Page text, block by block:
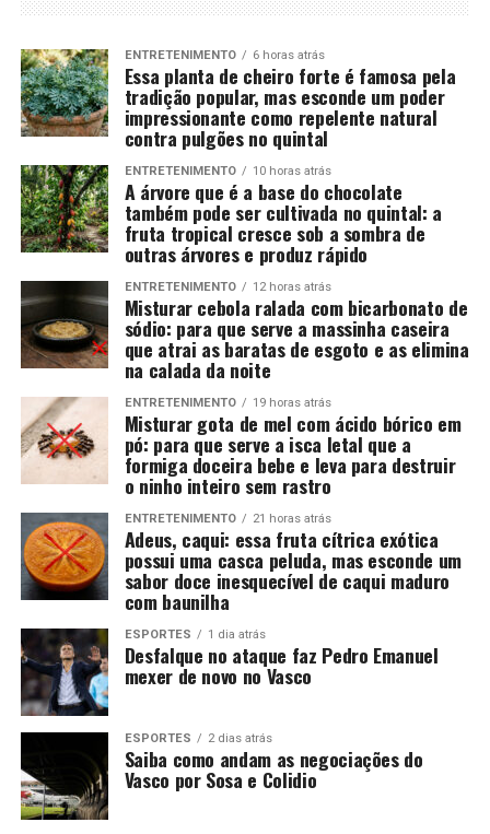
ENTRETENIMENTO 6 horas atrás
Essa planta de cheiro forte é famosa pela
tradição popular, mas esconde um poder
impressionante como repelente natural
contra pulgões no quintal
ENTRETENIMENTO 10 horas atrás
A árvore que é a base do chocolate
também pode ser cultivada no quintal: a
fruta tropical cresce sob a sombra de
outras árvores e produz rápido
ENTRETENIMENTO 12 horas atrás
Misturar cebola ralada com bicarbonato de
sódio: para que serve a massinha caseira
que atrai as baratas de esgoto e as elimina
na calada da noite
ENTRETENIMENTO 19 horas atrás
Misturar gota de mel com ácido bórico em
pó: para que serve a isca letal que a
formiga doceira bebe e leva para destruir
o ninho inteiro sem rastro
ENTRETENIMENTO 21 horas atrás
Adeus, caqui: essa fruta cítrica exótica
possui uma casca peluda, mas esconde um
sabor doce inesquecível de caqui maduro
com baunilha
ESPORTES 1 dia atrás
Desfalque no ataque faz Pedro Emanuel
mexer de novo no Vasco
ESPORTES 2 dias atrás
Saiba como andam as negociações do
Vasco por Sosa e Colidio